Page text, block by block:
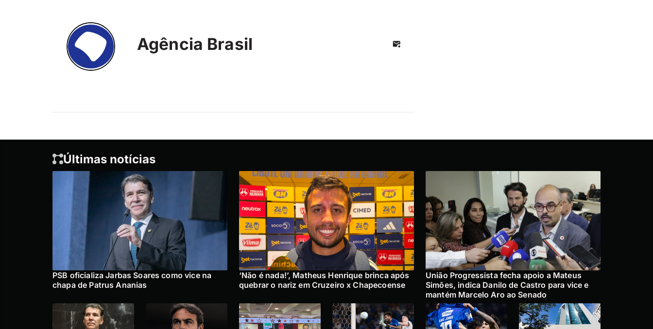
Agência Brasil
Últimas notícias
PSB oficializa Jarbas Soares como vice na
chapa de Patrus Ananias
‘Não é nada!’, Matheus Henrique brinca após
quebrar o nariz em Cruzeiro x Chapecoense
União Progressista fecha apoio a Mateus
Simões, indica Danilo de Castro para vice e
mantém Marcelo Aro ao Senado